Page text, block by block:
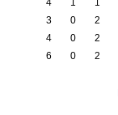
4 1 1
3 0 2
4 0 2
6 0 2